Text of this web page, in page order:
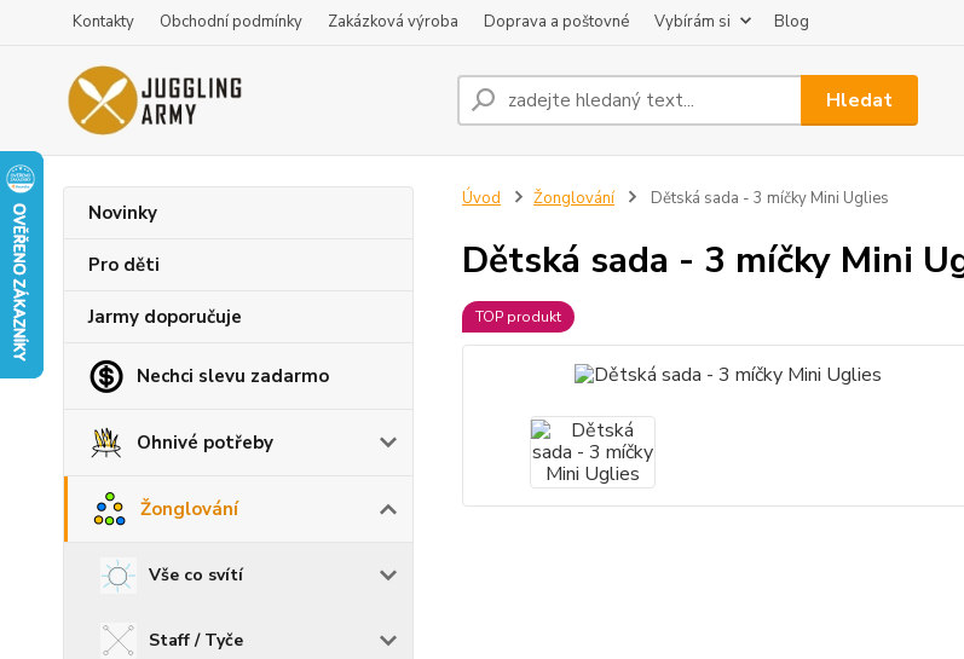
Kontakty Obchodní podmínky Zakázková výroba Doprava a poštovné Vybírám si Blog
Hledat
Novinky
Pro děti
Jarmy doporučuje
Nechci slevu zadarmo
Ohnivé potřeby
Žonglování
Vše co svítí
Staff / Tyče
Úvod Žonglování Dětská sada - 3 míčky Mini Uglies
Dětská sada - 3 míčky Mini
TOP produkt